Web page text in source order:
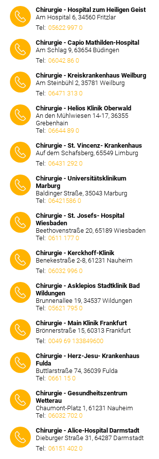
Chirurgie - Hospital zum Heiligen Geist
Am Hospital 6, 34560 Fritzlar
Tel: 05622 997 0
Chirurgie - Capio Mathilden-Hospital
Am Schlag 9, 63654 Büdingen
Tel: 06042 86 0
Chirurgie - Kreiskrankenhaus Weilburg
Am Steinbühl 2, 35781 Weilburg
Tel: 06471 313 0
Chirurgie - Helios Klinik Oberwald
An den Mühlwiesen 14-17, 36355
Grebenhain
Tel: 06644 89 0
Chirurgie - St. Vincenz- Krankenhaus
Auf dem Schafsberg, 65549 Limburg
Tel: 06431 292 0
Chirurgie - Universitätsklinikum
Marburg
Baldinger Straße, 35043 Marburg
Tel: 06421586 0
Chirurgie - St. Josefs- Hospital
Wiesbaden
Beethovenstraße 20, 65189 Wiesbaden
Tel: 0611 177 0
Chirurgie - Kerckhoff-Klinik
Benekestraße 2-8, 61231 Nauheim
Tel: 06032 996 0
Chirurgie - Asklepios Stadtklinik Bad
Wildungen
Brunnenallee 19, 34537 Wildungen
Tel: 05621 795 0
Chirurgie - Main Klinik Frankfurt
Brönnerstraße 15, 60313 Frankfurt
Tel: 0049 69 133849600
Chirurgie - Herz-Jesu- Krankenhaus
Fulda
Buttlarstraße 74, 36039 Fulda
Tel: 0661 15 0
Chirurgie - Gesundheitszentrum
Wetterau
Chaumont-Platz 1, 61231 Nauheim
Tel: 06032 702 0
Chirurgie - Alice-Hospital Darmstadt
Dieburger Straße 31, 64287 Darmstadt
Tel: 06151 402 0